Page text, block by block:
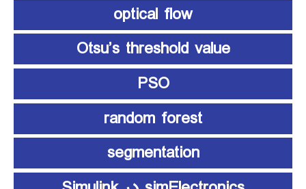
optical flow
Otsu’s threshold value
PSO
random forest
segmentation